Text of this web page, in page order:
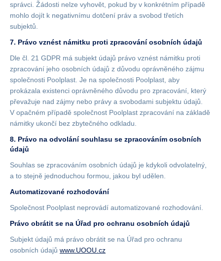
správci. Žádosti nelze vyhovět, pokud by v konkrétním případě
mohlo dojít k negativnímu dotčení práv a svobod třetích
subjektů.
7. Právo vznést námitku proti zpracování osobních údajů
Dle čl. 21 GDPR má subjekt údajů právo vznést námitku proti
zpracování jeho osobních údajů z důvodu oprávněného zájmu
společnosti Poolplast. Je na společnosti Poolplast, aby
prokázala existenci oprávněného důvodu pro zpracování, který
převažuje nad zájmy nebo právy a svobodami subjektu údajů.
V opačném případě společnost Poolplast zpracování na základě
námitky ukončí bez zbytečného odkladu.
8. Právo na odvolání souhlasu se zpracováním osobních
údajů
Souhlas se zpracováním osobních údajů je kdykoli odvolatelný,
a to stejně jednoduchou formou, jakou byl udělen.
Automatizované rozhodování
Společnost Poolplast neprovádí automatizované rozhodování.
Právo obrátit se na Úřad pro ochranu osobních údajů
Subjekt údajů má právo obrátit se na Úřad pro ochranu
osobních údajů www.UOOU.cz